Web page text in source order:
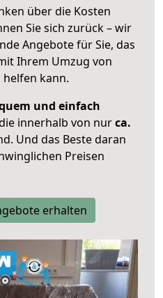
über die Kosten
Sie sich zurück – wir
Angebote für Sie, das
Ihrem Umzug von
helfen kann.
und einfach
innerhalb von nurca.
Und das Beste daran
Preisen
erhalten